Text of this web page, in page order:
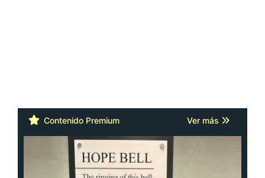
Contenido Premium Ver más